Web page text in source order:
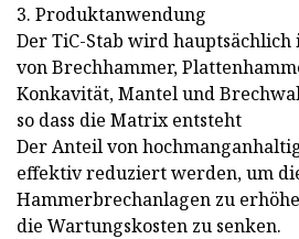
3. Produktanwendung
Der TiC-Stab wird
von Brechhammer,
Konkavität, Mantel und
so dass die Matrix entsteht
Der Anteil von
effektiv reduziert werden, um
Hammerbrechanlagen zu
die Wartungskosten zu senken.